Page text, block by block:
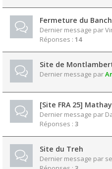
Fermeture du
Dernier message par
Réponses : 14
Site de
Dernier message par
[Site FRA 25] Mathay
Dernier message par
Réponses : 3
Site du Treh
Dernier message par